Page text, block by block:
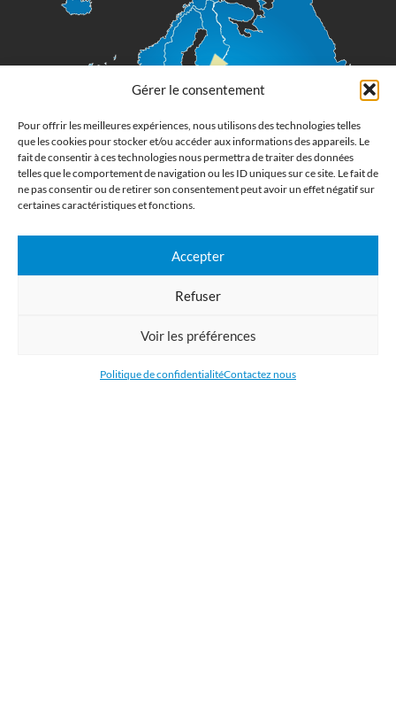
Gérer le consentement
Pour offrir les meilleures expériences, nous utilisons des technologies telles
que les cookies pour stocker et/ou accéder aux informations des appareils. Le
fait de consentir à ces technologies nous permettra de traiter des données
telles que le comportement de navigation ou les ID uniques sur ce site. Le fait de
ne pas consentir ou de retirer son consentement peut avoir un effet négatif sur
certaines caractéristiques et fonctions.
Accepter
Refuser
Voir les préférences
Politique de confidentialitéContactez nous
Imprimerie numérique grand format
entreprise. Nous imprimons : bâche, tissu, film adhésive, drapeau,
Belgique, aux Pays-Bas et au Luxembourg et dans la plupart des pays de